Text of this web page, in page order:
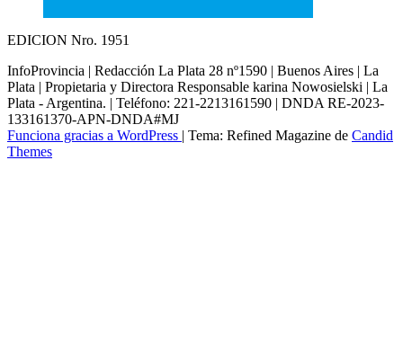
EDICION Nro. 1951
InfoProvincia | Redacción La Plata 28 nº1590 | Buenos Aires | La
Plata | Propietaria y Directora Responsable karina Nowosielski | La
Plata - Argentina. | Teléfono: 221-2213161590 | DNDA RE-2023-
133161370-APN-DNDA#MJ
Funciona gracias a WordPress | Tema: Refined Magazine de Candid
Themes